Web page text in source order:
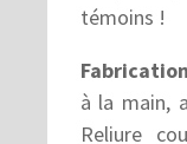
témoins !
à la main,
Reliure